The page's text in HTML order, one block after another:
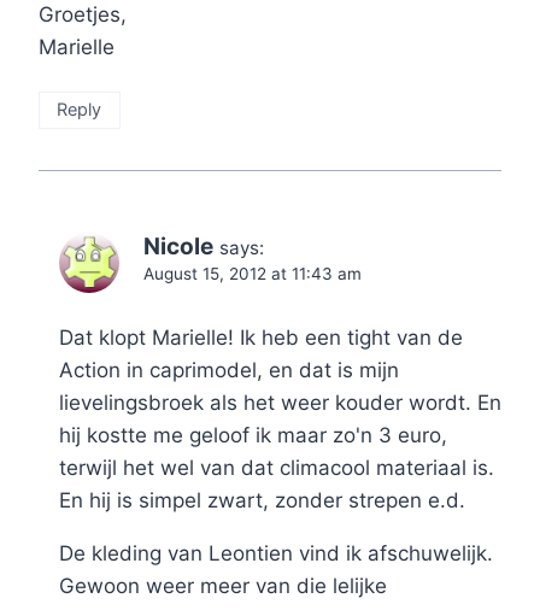
Groetjes,
Marielle
Reply
Nicole says:
August 15, 2012 at 11:43 am
Dat klopt Marielle! Ik heb een tight van de
Action in caprimodel, en dat is mijn
lievelingsbroek als het weer kouder wordt. En
hij kostte me geloof ik maar zo'n 3 euro,
terwijl het wel van dat climacool materiaal is.
En hij is simpel zwart, zonder strepen e.d.
De kleding van Leontien vind ik afschuwelijk.
Gewoon weer meer van die lelijke